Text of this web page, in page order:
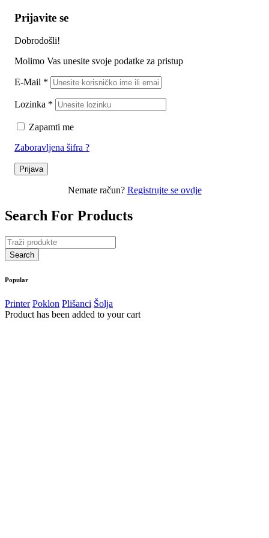
Prijavite se
Dobrodošli!
Molimo Vas unesite svoje podatke za pristup
E-Mail *
Lozinka *
Zapamti me
Zaboravljena šifra ?
Prijava
Nemate račun? Registrujte se ovdje
Search For Products
Popular
Printer Poklon Plišanci Šolja
Product has been added to your cart